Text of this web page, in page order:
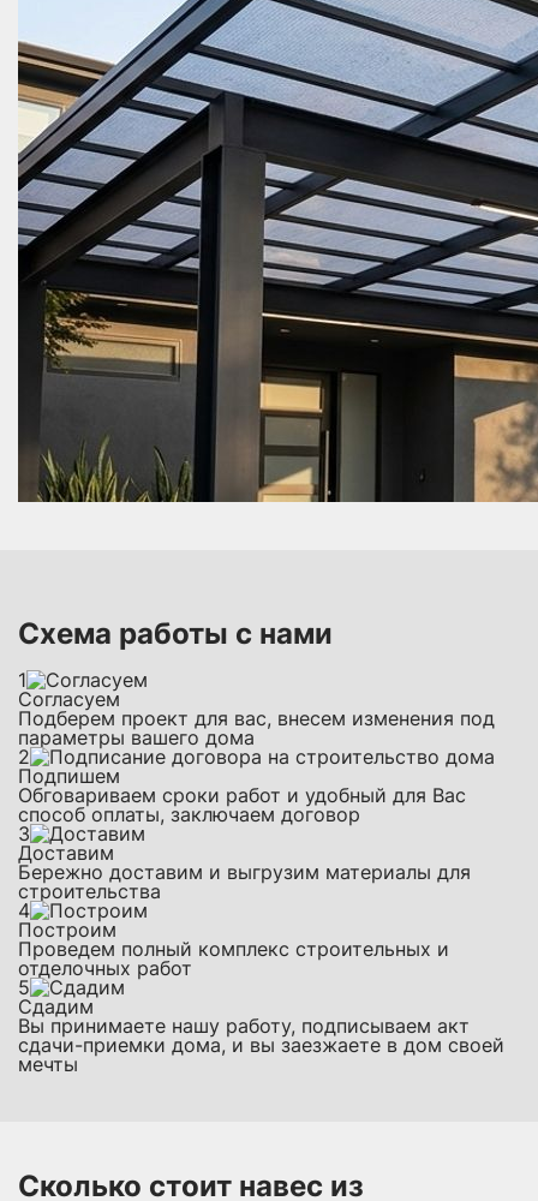
Разработка проектной документации с учетом
снеговых и ветровых нагрузок.
Подготовка основания: заливка фундамента,
установка анкеров.
Сборка несущего металлического каркаса с
антикоррозийной обработкой.
Монтаж поликарбонатных листов на обрешетку с
применением термошайб и герметичных
соединений.
Финишная обработка и установка дополнительных
элементов: водоотвод, декоративные накладки,
окантовка.
Установка навеса из поликарбоната требует
точной подгонки и соблюдения правил по
температурному зазору, чтобы избежать
деформаций при расширении материала.
Изготовление навесов из поликарбоната
выполняется с учетом заданной площади и
особенностей монтажа на компактных или
просторных участках.
Такой подход позволяет построить навес из
поликарбоната, который прослужит
десятилетиями, не теряя прочности и эстетики.
Схема работы с нами
1
Согласуем
Подберем проект для вас, внесем изменения под
параметры вашего дома
2
Подпишем
Обговариваем сроки работ и удобный для Вас
способ оплаты, заключаем договор
3
Доставим
Бережно доставим и выгрузим материалы для
строительства
4
Построим
Проведем полный комплекс строительных и
отделочных работ
5
Сдадим
Вы принимаете нашу работу, подписываем акт
сдачи-приемки дома, и вы заезжаете в дом своей
мечты
Сколько стоит навес из